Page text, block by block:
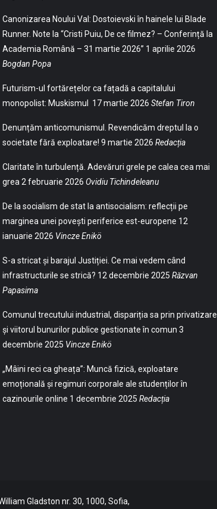
Canonizarea Noului Val: Dostoievski în hainele lui Blade
Runner. Note la “Cristi Puiu, De ce filmez? – Conferință la
Academia Română – 31 martie 2026” 1 aprilie 2026
Bogdan Popa
Futurism-ul fortărețelor ca fațadă a capitalului
monopolist: Muskismul 17 martie 2026 Stefan Tiron
Denunțăm anticomunismul. Revendicăm dreptul la o
societate fără exploatare! 9 martie 2026 Redacția
Claritate în turbulență. Adevăruri grele pe calea cea mai
grea 2 februarie 2026 Ovidiu Tichindeleanu
De la socialism de stat la antisocialism: reflecții pe
marginea unei povești periferice est-europene 12
ianuarie 2026 Vincze Enikö
S-a stricat și barajul Justiției. Ce mai vedem când
infrastructurile se strică? 12 decembrie 2025 Răzvan
Papasima
Comunul trecutului industrial, dispariția sa prin privatizare
și viitorul bunurilor publice gestionate în comun 3
decembrie 2025 Vincze Enikö
„Mâini reci ca gheața”: Muncă fizică, exploatare
emoțională și regimuri corporale ale studenților în
cazinourile online 1 decembrie 2025 Redacția
Gladston nr. 30, 1000, Sofia,